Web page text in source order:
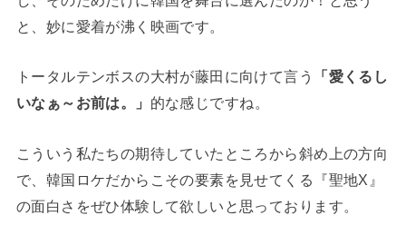
と、妙に愛着が沸く映画です。
トータルテンボスの大村が藤田に向けて言う
「愛くるし
いなぁ～お前は。」 的な感じですね。
こういう私たちの期待していたところから斜め上の方向
で、韓国ロケだからこその要素を見せてくる『聖地X』
の面白さをぜひ体験して欲しいと思っております。